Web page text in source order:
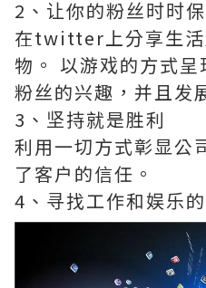
2、让你的粉丝时时
在twitter上分享生活
物。 以游戏的方式
粉丝的兴趣，并且发
3、坚持就是胜利
利用一切方式彰显公
了客户的信任。
4、寻找工作和娱乐